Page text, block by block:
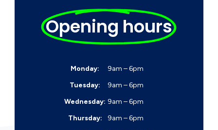
Opening hours
Monday:
9am – 6pm
Tuesday:
9am – 6pm
Wednesday: 9am – 6pm
Thursday:
9am – 6pm